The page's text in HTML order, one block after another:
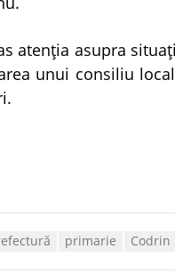
atenţia asupra
unui consiliu
primarie Codrin